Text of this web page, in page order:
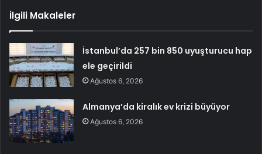
İlgili Makaleler
İstanbul’da 257 bin 850 uyuşturucu hap
ele geçirildi
Ağustos 6, 2026
Almanya’da kiralık ev krizi büyüyor
Ağustos 6, 2026